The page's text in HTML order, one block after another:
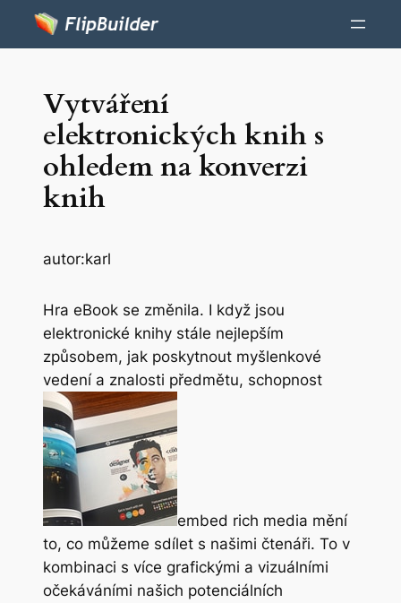
Vytváření
elektronických knih s
ohledem na konverzi
knih
autor:karl
Hra eBook se změnila. I když jsou
elektronické knihy stále nejlepším
způsobem, jak poskytnout myšlenkové
vedení a znalosti předmětu, schopnost
embed rich media mění
to, co můžeme sdílet s našimi čtenáři. To v
kombinaci s více grafickými a vizuálními
očekáváními našich potenciálních